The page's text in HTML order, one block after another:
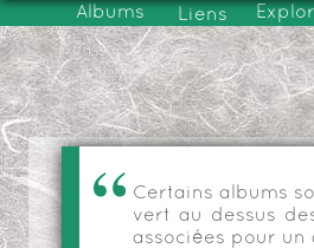
Albums Liens
Certains albums
vert au dessus
associées pour un